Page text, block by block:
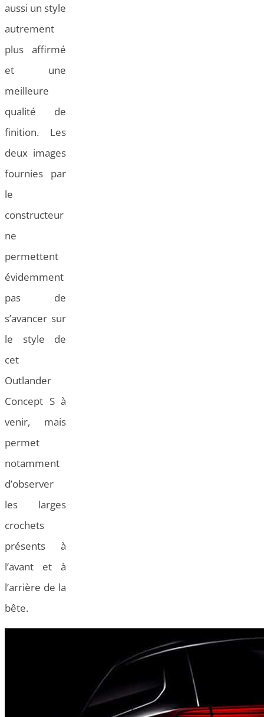
aussi un style
autrement
plus affirmé
et une
meilleure
qualité de
finition. Les
deux images
fournies par
le
constructeur
ne
permettent
évidemment
pas de
s’avancer sur
le style de
cet
Outlander
Concept S à
venir, mais
permet
notamment
d’observer
les larges
crochets
présents à
l’avant et à
l’arrière de la
bête.